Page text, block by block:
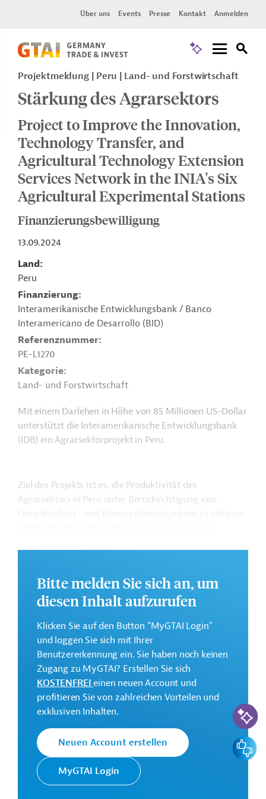
Über uns Events Presse Kontakt Anmelden
Projektmeldung Peru Land- und Forstwirtschaft
Stärkung des Agrarsektors
Project to Improve the Innovation,
Technology Transfer, and
Agricultural Technology Extension
Services Network in the INIA's Six
Agricultural Experimental Stations
Finanzierungsbewilligung
13.09.2024
Land
Peru
Finanzierung
Interamerikanische Entwicklungsbank / Banco
Interamericano de Desarrollo (BID)
Referenznummer
PE-L1270
Kategorie
Land- und Forstwirtschaft
Mit einem Darlehen in Höhe von 85 Millionen US-Dollar
unterstützt die Interamerikanische Entwicklungsbank
(IDB) ein Agrarsektorprojekt in Peru.
Ziel des Projekts ist es, die Produktivität des
Agrarsektors in Peru unter Berücksichtigung von
die Qualität des Agrarinformationssystems verbessert
werden.
Weitere Informationen zu dem Entwicklungsprojekt
finden Sie auf der Webseite der IDB.
GTAI informiert über dieIDB : Schwerpunkte, Regularien
und praktische Hinweise zur Geschäftsanbahnung.
Gesamtkosten:
107 Millionen US-Dollar
Geberbeitrag:
85 Millionen US-Dollar (Darlehen)
Kontaktadresse
Bitte melden Sie sich an, um
diesen Inhalt aufzurufen
Klicken Sie auf den Button "MyGTAI Login"
und loggen Sie sich mit Ihrer
Benutzererkennung ein. Sie haben noch keinen
Zugang zu MyGTAI? Erstellen Sie sich
KOSTENFREIeinen neuen Account und
profitieren Sie von zahlreichen Vorteilen und
exklusiven Inhalten.
Neuen Account erstellen
MyGTAI Login
KI-